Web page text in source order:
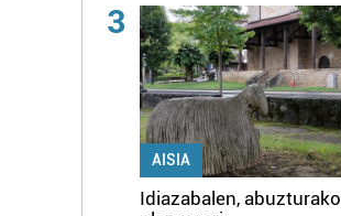
3
AISIA
Idiazabalen, abuzturako